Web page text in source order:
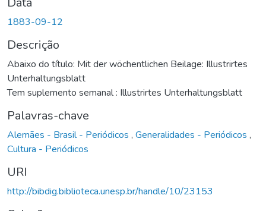
1883-09-12
Descrição
Abaixo do título: Mit der wöchentlichen Beilage: Illustrirtes
Unterhaltungsblatt
Tem suplemento semanal : Illustrirtes Unterhaltungsblatt
Palavras-chave
Alemães - Brasil - Periódicos , Generalidades - Periódicos ,
Cultura - Periódicos
URI
http://bibdig.biblioteca.unesp.br/handle/10/23153